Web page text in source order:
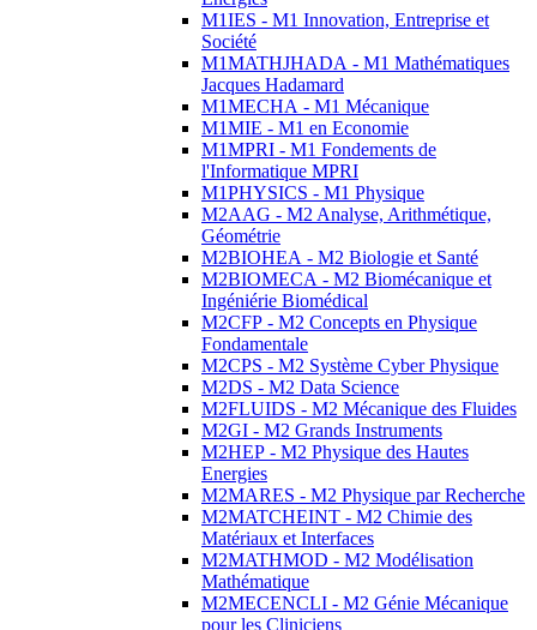
M1IES - M1 Innovation, Entreprise et
Société
M1MATHJHADA - M1 Mathématiques
Jacques Hadamard
M1MECHA - M1 Mécanique
M1MIE - M1 en Economie
M1MPRI - M1 Fondements de
l'Informatique MPRI
M1PHYSICS - M1 Physique
M2AAG - M2 Analyse, Arithmétique,
Géométrie
M2BIOHEA - M2 Biologie et Santé
M2BIOMECA - M2 Biomécanique et
Ingéniérie Biomédical
M2CFP - M2 Concepts en Physique
Fondamentale
M2CPS - M2 Système Cyber Physique
M2DS - M2 Data Science
M2FLUIDS - M2 Mécanique des Fluides
M2GI - M2 Grands Instruments
M2HEP - M2 Physique des Hautes
Energies
M2MARES - M2 Physique par Recherche
M2MATCHEINT - M2 Chimie des
Matériaux et Interfaces
M2MATHMOD - M2 Modélisation
Mathématique
M2MECENCLI - M2 Génie Mécanique
pour les Cliniciens